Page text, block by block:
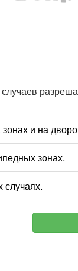
и на
зонах.
случаях.